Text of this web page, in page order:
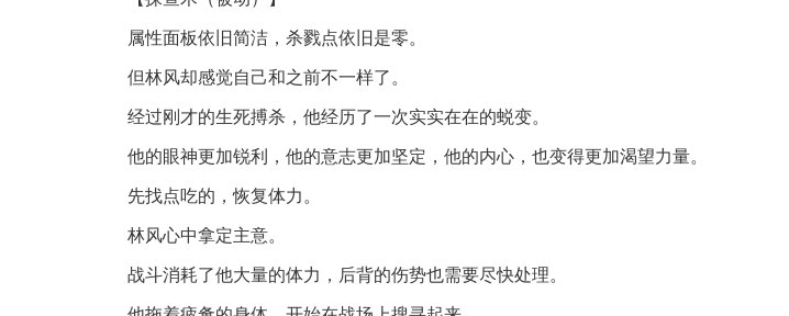
属性面板依旧简洁，杀戮点依旧是零。
但林风却感觉自己和之前不一样了。
经过刚才的生死搏杀，他经历了一次实实在在的蜕变。
他的眼神更加锐利，他的意志更加坚定，他的内心，也变得更加渴望力量。
先找点吃的，恢复体力。
林风心中拿定主意。
战斗消耗了他大量的体力，后背的伤势也需要尽快处理。